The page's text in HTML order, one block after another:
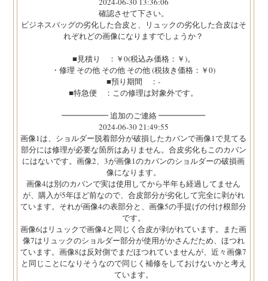
確認させて下さい。
ビジネスバッグの劣化した合皮と、リュックの劣化した合皮はそ
れぞれどの画像になりますでしょうか？
■見積り ：￥0(税込み価格：￥)。
・修理 その他 その他 その他 (税抜き価格：￥0)
■預り期間 ：-
■特急便 ：この修理は対象外です。
━━━━━━ 追加のご連絡 ━━━━━━
2024-06-30 21:49:55
画像1は、ショルダー脱着部分が破損したカバンで画像1で見てる
部分には修理が必要な箇所はありません。合皮劣化もこのカバン
にはないです。画像2、3が画像1のカバンのショルダーの破損画
像になります。
画像4は別のカバンで実は使用してから半年も経過してません
が、購入が5年ほど前なので、合皮部分が劣化して完全に剥がれ
ています。それが画像4の表部分と、画像5の手提げの付け根部分
です。
画像6はリュックで画像4と同じく合皮が剥がれています。また画
像7はリュックのショルダー部分が使用がかさんだため、ほつれ
ています。画像8は反対側でまだほつれていませんが、近々画像7
と同じことになりそうなので同じく補修をしておけないかと考え
ています。